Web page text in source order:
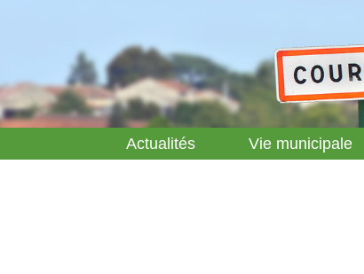
Actualités Vie municipale